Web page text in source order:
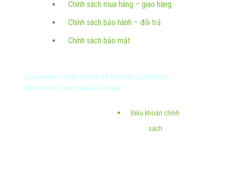
Chính sách mua hàng – giao hàng
Chính sách bảo hành – đổi trả
Chính sách bảo mật
Coppyright © 2026 NỘI THẤT MỸ LINH | 1900 Trần
Hưng Đạo, Long Xuyên, An Giang
Điều khoản chính
sách